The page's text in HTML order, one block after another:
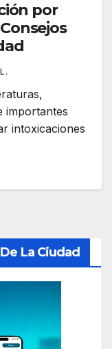
por
importantes
intoxicaciones
La Ciudad